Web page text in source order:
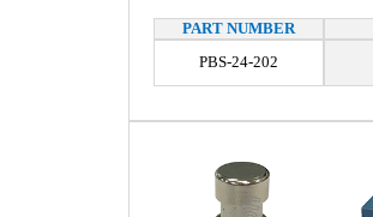
PART NUMBER
PBS-24-202